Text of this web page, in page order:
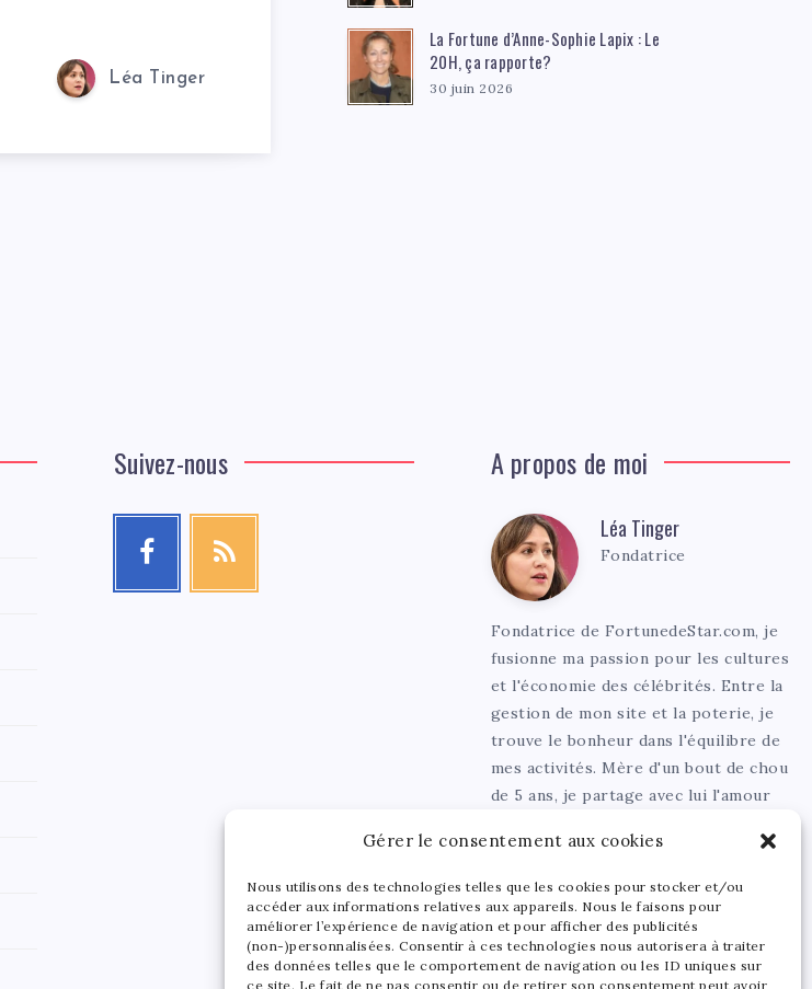
Gérer le consentement aux cookies
Nous utilisons des technologies telles que les cookies pour stocker et/ou
accéder aux informations relatives aux appareils. Nous le faisons pour
améliorer l’expérience de navigation et pour afficher des publicités
(non-)personnalisées. Consentir à ces technologies nous autorisera à traiter
des données telles que le comportement de navigation ou les ID uniques sur
ce site. Le fait de ne pas consentir ou de retirer son consentement peut avoir
Léa Tinger
La Fortune d’Anne-Sophie Lapix : Le
20H, ça rapporte?
30 juin 2026
Suivez-nous A propos de moi
Léa
Tinger
Léa Tinger
Fondatrice
Fondatrice de FortunedeStar.com, je
fusionne ma passion pour les cultures
et l'économie des célébrités. Entre la
gestion de mon site et la poterie, je
trouve le bonheur dans l'équilibre de
mes activités. Mère d'un bout de chou
de 5 ans, je partage avec lui l'amour